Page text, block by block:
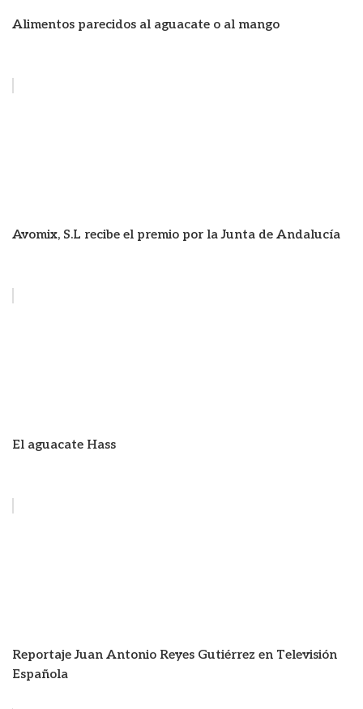
Alimentos parecidos al aguacate o al mango
Avomix, S.L recibe el premio por la Junta de Andalucía
El aguacate Hass
Reportaje Juan Antonio Reyes Gutiérrez en Televisión
Española